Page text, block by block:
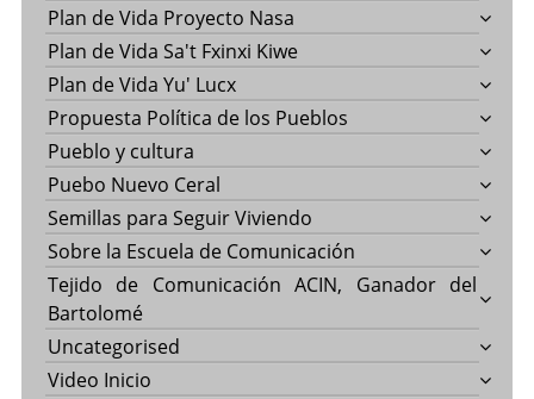
Plan de Vida Proyecto Nasa
Plan de Vida Sa't Fxinxi Kiwe
Plan de Vida Yu' Lucx
Propuesta Política de los Pueblos
Pueblo y cultura
Puebo Nuevo Ceral
Semillas para Seguir Viviendo
Sobre la Escuela de Comunicación
Tejido de Comunicación ACIN, Ganador del
Bartolomé
Uncategorised
Video Inicio